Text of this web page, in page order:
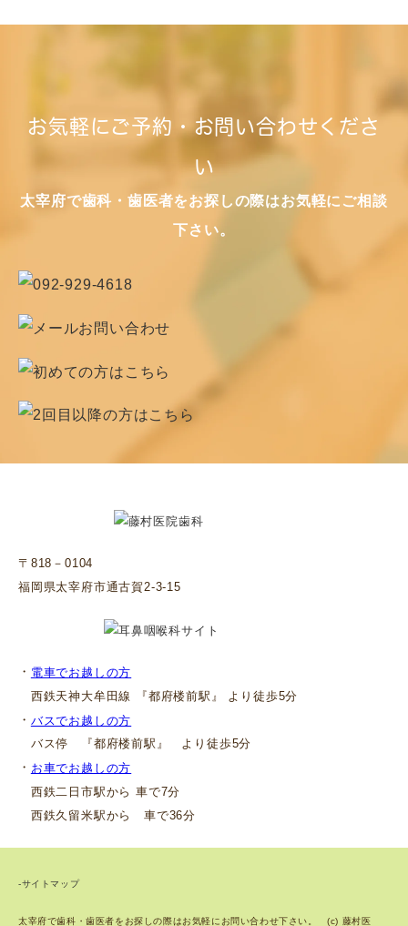
お気軽にご予約・お問い合わせくださ
い
太宰府で歯科・歯医者をお探しの際はお気軽にご相談
下さい。
〒818－0104
福岡県太宰府市通古賀2-3-15
・ 電車でお越しの方
西鉄天神大牟田線 『都府楼前駅』 より徒歩5分
・ バスでお越しの方
バス停 『都府楼前駅』 より徒歩5分
・ お車でお越しの方
西鉄二日市駅から 車で7分
西鉄久留米駅から 車で36分
-サイトマップ
太宰府で歯科・歯医者をお探しの際はお気軽にお問い合わせ下さい。 (c) 藤村医